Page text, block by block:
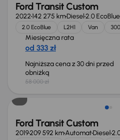
Ford Transit Custom
2022142 275 kmDiesel2.0 EcoBlue
2.0 EcoBlue L2H1 Van 300
Miesięczna rata
od 333 zł
Najniższa cena z 30 dni przed
obniżką
58 000 zł
Ford Transit Custom
2019209 592 kmAutomatDiesel